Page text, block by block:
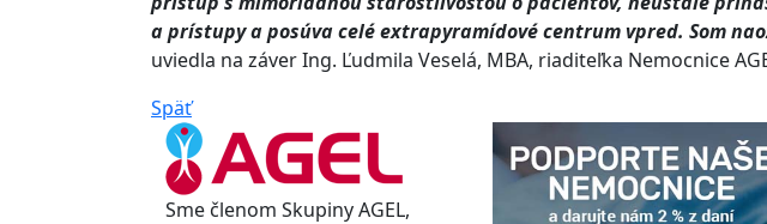
a prístupy a posúva celé extrapyramídové centrum vpred. Som
uviedla na záver Ing. Ľudmila Veselá, MBA, riaditeľka Nemocnice
Späť
Sme členom Skupiny AGEL,